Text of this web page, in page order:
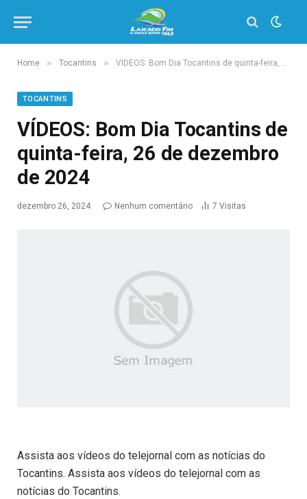
Home » Tocantins » VÍDEOS: Bom Dia Tocantins de quinta-feira, 26 de dezembro de 2024
TOCANTINS
VÍDEOS: Bom Dia Tocantins de
quinta-feira, 26 de dezembro
de 2024
dezembro 26, 2024 Nenhum comentário 7 Visitas
Assista aos vídeos do telejornal com as notícias do
Tocantins. Assista aos vídeos do telejornal com as
notícias do Tocantins.